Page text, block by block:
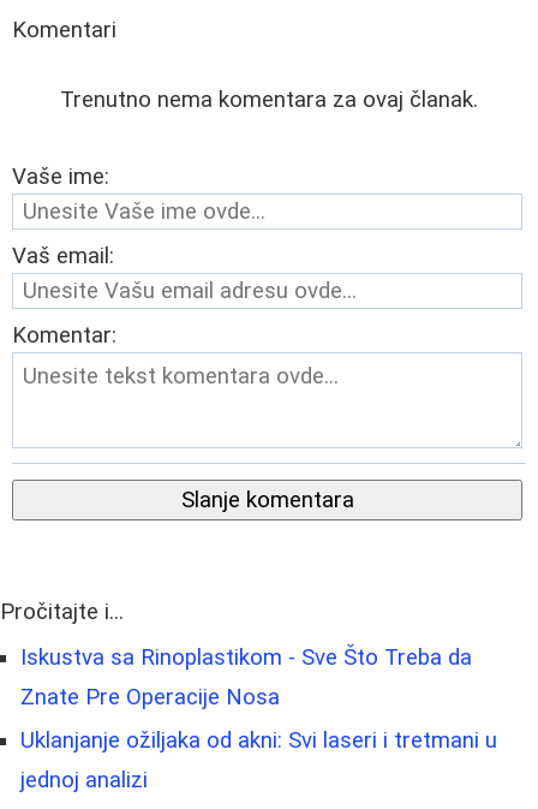
Komentari
Trenutno nema komentara za ovaj članak.
Vaše ime:
Vaš email:
Komentar:
Slanje komentara
Pročitajte i...
Iskustva sa Rinoplastikom - Sve Što Treba da
Znate Pre Operacije Nosa
Uklanjanje ožiljaka od akni: Svi laseri i tretmani u
jednoj analizi